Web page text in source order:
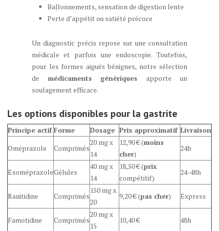
Ballonnements, sensation de digestion lente
Perte d’appétit ou satiété précoce
Un diagnostic précis repose sur une consultation
médicale et parfois une endoscopie. Toutefois,
pour les formes aiguës bénignes, notre sélection
de médicaments génériques apporte un
soulagement efficace.
Les options disponibles pour la gastrite
Principe actif Forme Dosage Prix approximatif Livraison
Oméprazole
Comprimés
20 mg x
14
12,90 € (moins
cher)
24h
EsoméprazoleGélules
40 mg x
14
18,50 € (prix
compétitif)
24-48h
Ranitidine Comprimés
150 mg x
20
9,20 € (pas cher) Express
Famotidine Comprimés
20 mg x
15
10,40 € 48h